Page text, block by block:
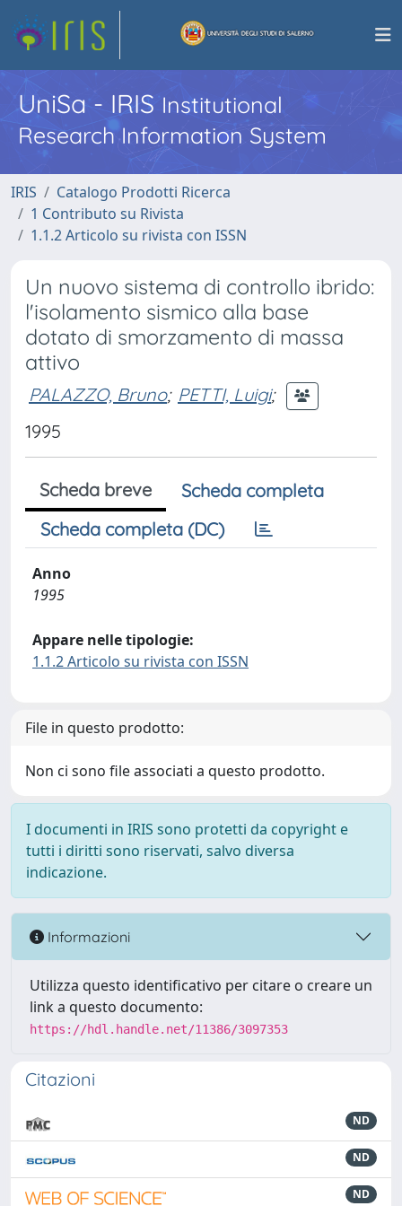
UniSa - IRISInstitutional
Research Information System
IRIS
Catalogo Prodotti Ricerca
1 Contributo su Rivista
1.1.2 Articolo su rivista con ISSN
Un nuovo sistema di controllo ibrido:
l'isolamento sismico alla base
dotato di smorzamento di massa
attivo
PALAZZO, Bruno; PETTI, Luigi;
1995
Scheda breve
Scheda completa
Scheda completa (DC)
Anno
1995
Appare nelle tipologie:
1.1.2 Articolo su rivista con ISSN
File in questo prodotto:
Non ci sono file associati a questo prodotto.
I documenti in IRIS sono protetti da copyright e
tutti i diritti sono riservati, salvo diversa
indicazione.
Informazioni
Utilizza questo identificativo per citare o creare un
link a questo documento:
https://hdl.handle.net/11386/3097353
Citazioni
ND
ND
ND